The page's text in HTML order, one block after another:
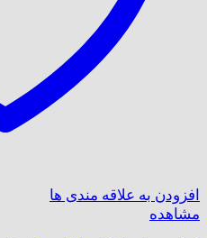
افزودن به علاقه مندی ها
مشاهده